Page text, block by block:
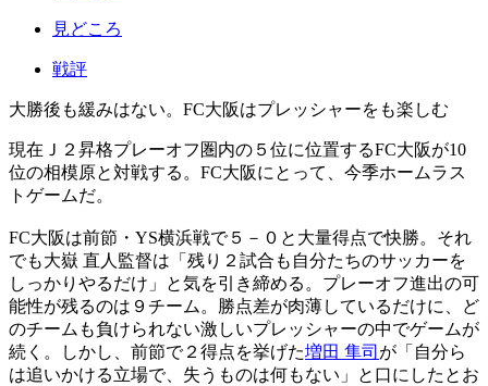
見どころ
戦評
大勝後も緩みはない。FC大阪はプレッシャーをも楽しむ
現在Ｊ２昇格プレーオフ圏内の５位に位置するFC大阪が10
位の相模原と対戦する。FC大阪にとって、今季ホームラス
トゲームだ。
FC大阪は前節・YS横浜戦で５－０と大量得点で快勝。それ
でも大嶽 直人監督は「残り２試合も自分たちのサッカーを
しっかりやるだけ」と気を引き締める。プレーオフ進出の可
能性が残るのは９チーム。勝点差が肉薄しているだけに、ど
のチームも負けられない激しいプレッシャーの中でゲームが
続く。しかし、前節で２得点を挙げた増田 隼司 が「自分ら
は追いかける立場で、失うものは何もない」と口にしたとお